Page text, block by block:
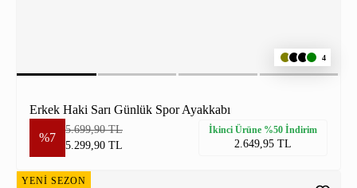
4
Erkek Haki Sarı Günlük Spor Ayakkabı
%7
5.699,90 TL
5.299,90 TL
İkinci Ürüne %50 İndirim
2.649,95 TL
YENİ SEZON